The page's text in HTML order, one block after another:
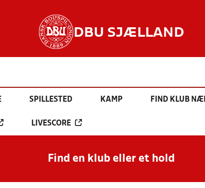
DBU SJÆLLAND
SPILLESTED KAMP FIND KLUB
LIVESCORE
Find en klub eller et hold